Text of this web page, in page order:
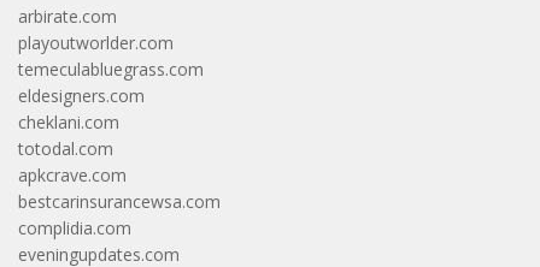
arbirate.com
playoutworlder.com
temeculabluegrass.com
eldesigners.com
cheklani.com
totodal.com
apkcrave.com
bestcarinsurancewsa.com
complidia.com
eveningupdates.com